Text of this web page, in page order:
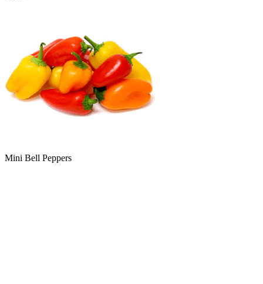
Mini Bell Peppers